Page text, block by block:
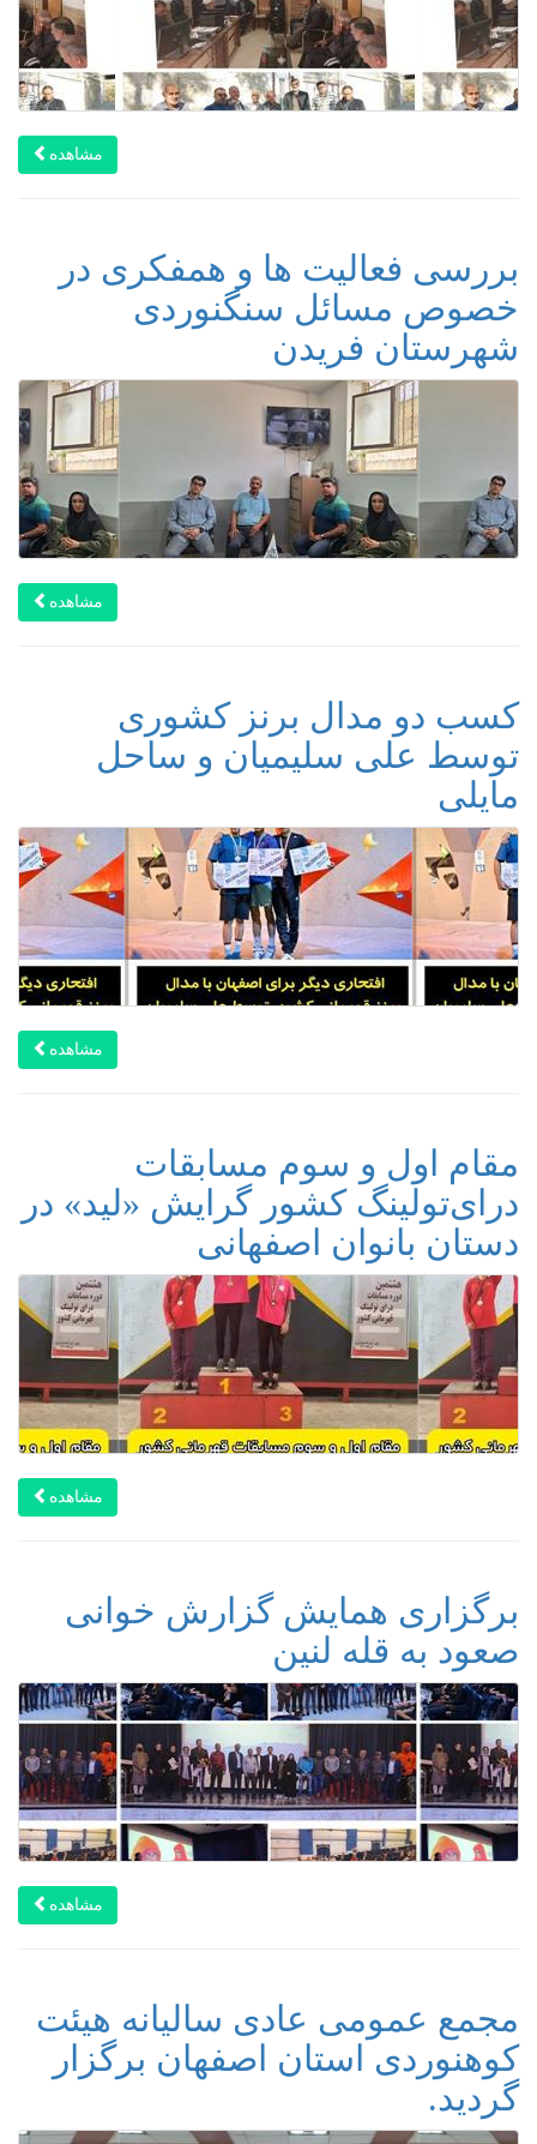
مشاهده
بررسی فعالیت ها و همفکری در
خصوص مسائل سنگنوردی
شهرستان فریدن
مشاهده
کسب دو مدال برنز کشوری
توسط علی سلیمیان و ساحل
مایلی
مشاهده
مقام اول و سوم مسابقات
درای‌تولینگ کشور گرایش «لید» در
دستان بانوان اصفهانی
مشاهده
برگزاری همایش گزارش خوانی
صعود به قله لنین
مشاهده
مجمع عمومی عادی سالیانه هیئت
کوهنوردی استان اصفهان برگزار
گردید.